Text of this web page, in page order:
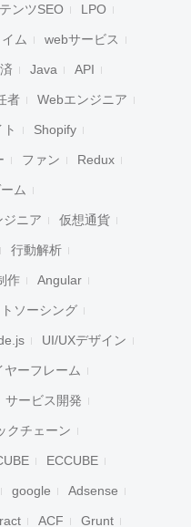
ンツSEO LPO
ム webサービス
Java API
者 Webエンジニア
Shopify
ファン Redux
ム
ジニア 仮想通貨
行動解析
作 Angular
ソーシング
UI/UXデザイン
ヤーフレーム
サービス開発
クチェーン
ECCUBE
google Adsense
ACF Grunt